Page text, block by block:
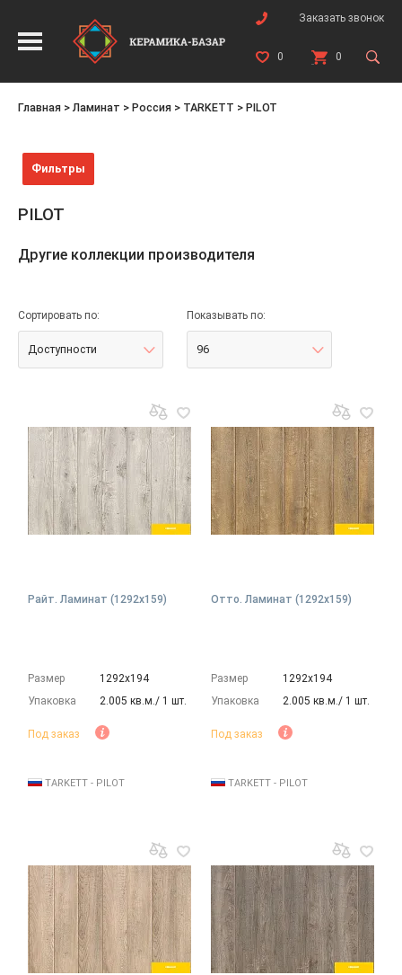
Заказать звонок
0 0
Главная > Ламинат > Россия > TARKETT > PILOT
Фильтры
PILOT
Другие коллекции производителя
Сортировать по:
Доступности
Показывать по:
96
Райт. Ламинат (1292х159)
Размер
1292х194
Упаковка
2.005 кв.м./ 1 шт.
Под заказ
TARKETT - PILOT
Отто. Ламинат (1292х159)
Размер
1292х194
Упаковка
2.005 кв.м./ 1 шт.
Под заказ
TARKETT - PILOT